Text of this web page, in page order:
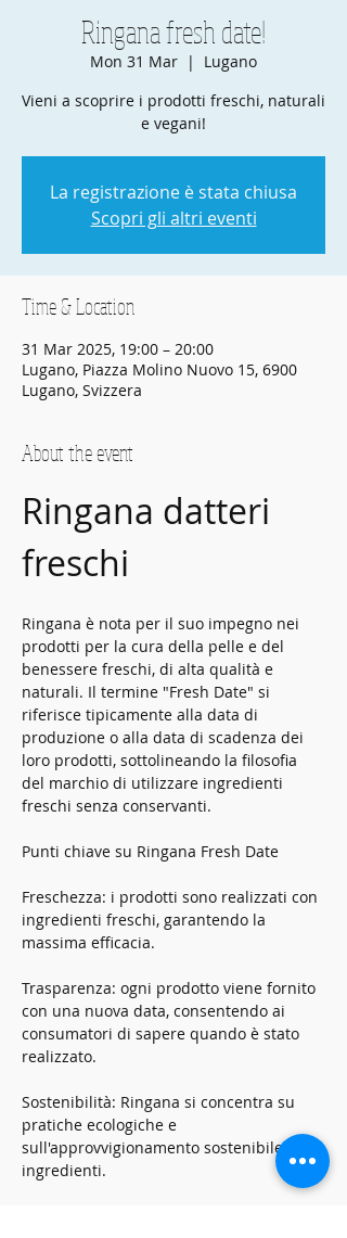
Ringana fresh date!
Mon 31 Mar
  |
Lugano
Vieni a scoprire i prodotti freschi, naturali
e vegani!
La registrazione è stata chiusa
Scopri gli altri eventi
Time & Location
31 Mar 2025, 19:00 – 20:00
Lugano, Piazza Molino Nuovo 15, 6900
Lugano, Svizzera
About the event
Ringana datteri
freschi
Ringana è nota per il suo impegno nei
prodotti per la cura della pelle e del
benessere freschi, di alta qualità e
naturali. Il termine "Fresh Date" si
riferisce tipicamente alla data di
produzione o alla data di scadenza dei
loro prodotti, sottolineando la filosofia
del marchio di utilizzare ingredienti
freschi senza conservanti.
Punti chiave su Ringana Fresh Date
Freschezza: i prodotti sono realizzati con
ingredienti freschi, garantendo la
massima efficacia.
Trasparenza: ogni prodotto viene fornito
con una nuova data, consentendo ai
consumatori di sapere quando è stato
realizzato.
Sostenibilità: Ringana si concentra su
pratiche ecologiche e
sull'approvvigionamento sostenibile di
ingredienti.